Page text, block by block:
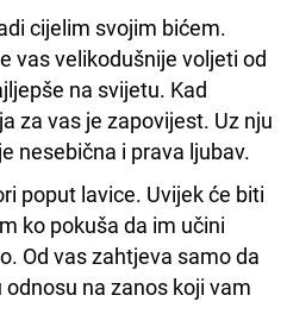
cijelim svojim bićem.
vas velikodušnije voljeti od
na svijetu. Kad
za vas je zapovijest. Uz nju
nesebična i prava ljubav.
poput lavice. Uvijek će biti
ko pokuša da im učini
Od vas zahtjeva samo da
na zanos koji vam